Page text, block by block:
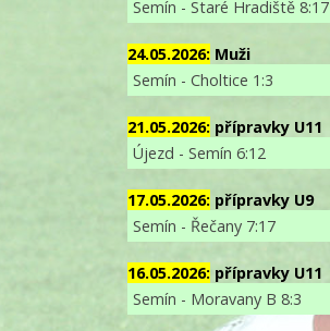
Semín - Staré Hradiště 8:17
24.05.2026: Muži
Semín - Choltice 1:3
21.05.2026: přípravky U11
Újezd - Semín 6:12
17.05.2026: přípravky U9
Semín - Řečany 7:17
16.05.2026: přípravky U11
Semín - Moravany B 8:3